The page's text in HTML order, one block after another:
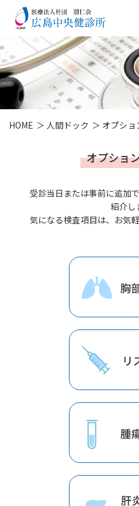
HOME 人間ドック オプショ
オプショ
受診当日または事前に追加
紹介し
気になる検査項目は、お気